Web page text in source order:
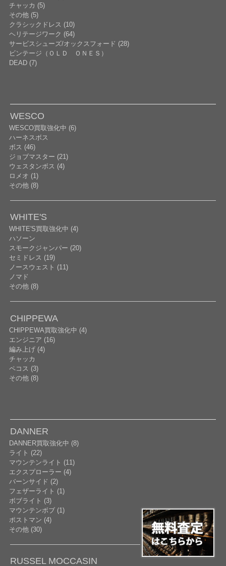
チャッカ (5)
その他 (5)
クラシックドレス (10)
ヘリテージワーク (64)
サービスシューズ/オックスフォード (28)
ビンテージ（ＯＬＤ ＯＮＥＳ）
DEAD (7)
WESCO
WESCO買取強化中 (6)
ハーネスボス
ボス (46)
ジョブマスター (21)
ウェスタンボス (4)
ロメオ (1)
その他 (8)
WHITE'S
WHITE'S買取強化中 (4)
ハソーン
スモークジャンパー (20)
セミドレス (19)
ノースウェスト (11)
ノマド
その他 (8)
CHIPPEWA
CHIPPEWA買取強化中 (4)
エンジニア (16)
編み上げ (4)
チャッカ
ペコス (3)
その他 (8)
DANNER
DANNER買取強化中 (8)
ライト (22)
マウンテンライト (11)
エクスプローラー (4)
バーンサイド (2)
フェザーライト (1)
ボブライト (3)
マウンテンボブ (1)
ポストマン (4)
その他 (30)
RUSSEL MOCCASIN